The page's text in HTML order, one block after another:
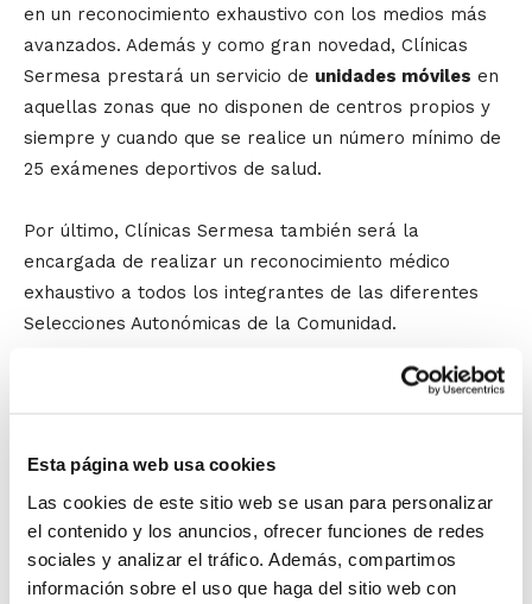
Esta página web usa cookies
Las cookies de este sitio web se usan para personalizar
el contenido y los anuncios, ofrecer funciones de redes
sociales y analizar el tráfico. Además, compartimos
información sobre el uso que haga del sitio web con
en un reconocimiento exhaustivo con los medios más
avanzados. Además y como gran novedad, Clínicas
Sermesa prestará un servicio de unidades móviles en
aquellas zonas que no disponen de centros propios y
siempre y cuando que se realice un número mínimo de
25 exámenes deportivos de salud.
Por último, Clínicas Sermesa también será la
encargada de realizar un reconocimiento médico
exhaustivo a todos los integrantes de las diferentes
Selecciones Autonómicas de la Comunidad.
disfruta del